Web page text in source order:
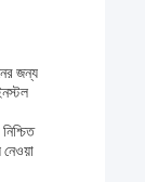
জন্য